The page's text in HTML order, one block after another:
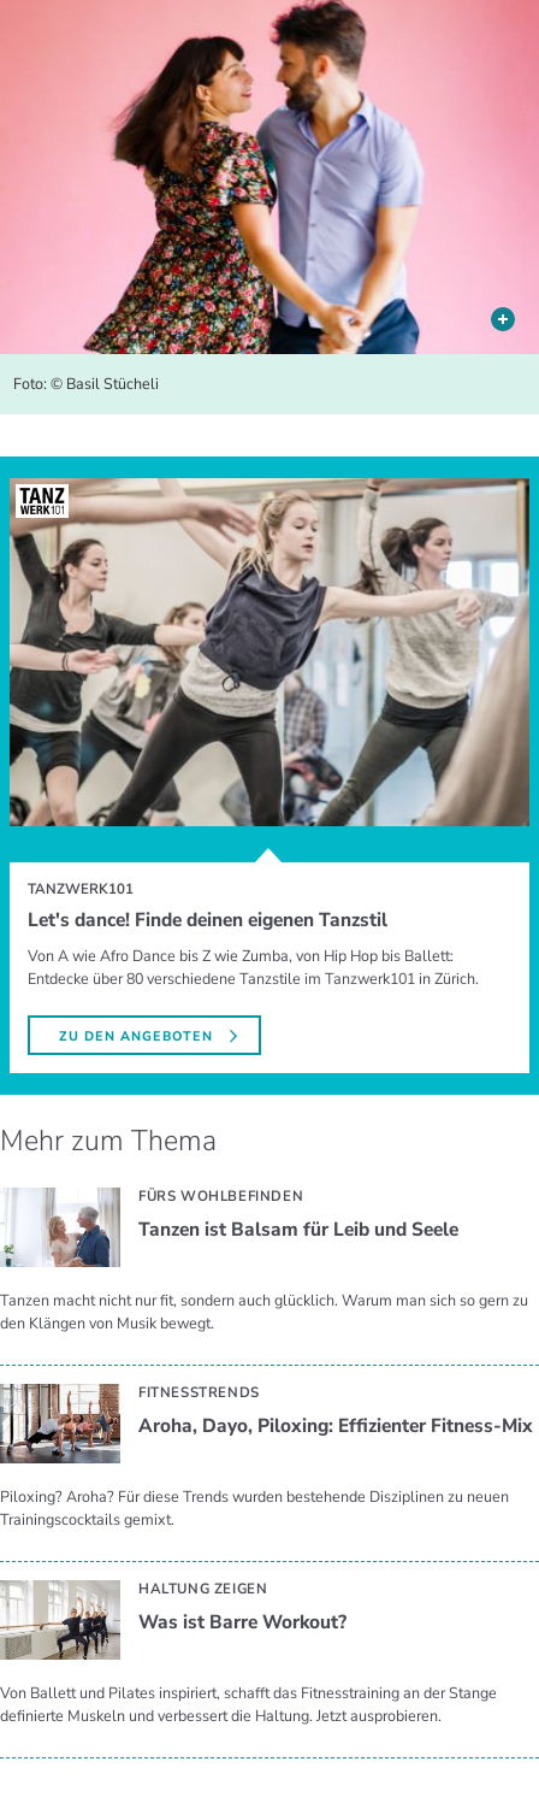
Foto: © Basil Stücheli
TANZWERK101
Let's dance! Finde deinen eigenen Tanzstil
Von A wie Afro Dance bis Z wie Zumba, von Hip Hop bis Ballett:
Entdecke über 80 verschiedene Tanzstile im Tanzwerk101 in Zürich.
ZU DEN ANGEBOTEN
Mehr zum Thema
FÜRS WOHLBEFINDEN
Tan­zen ist Bal­sam für Leib und Seele
Tanzen macht nicht nur fit, sondern auch glücklich. Warum man sich so gern zu
den Klängen von Musik bewegt.
FITNESSTRENDS
Aroha, Dayo, Piloxing: Ef­fi­zi­en­ter Fit­ness-Mix
Piloxing? Aroha? Für diese Trends wurden bestehende Disziplinen zu neuen
Trainingscocktails gemixt.
HALTUNG ZEIGEN
Was ist Barre Work­out?
Von Ballett und Pilates inspiriert, schafft das Fitnesstraining an der Stange
definierte Muskeln und verbessert die Haltung. Jetzt ausprobieren.